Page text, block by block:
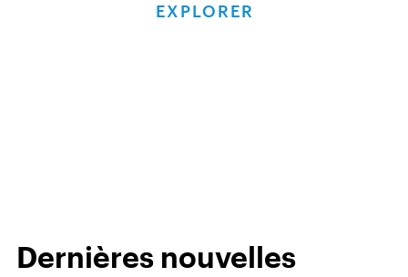
EXPLORER
Dernières nouvelles